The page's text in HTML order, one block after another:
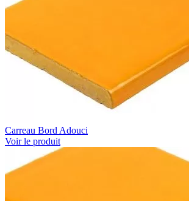
Carreau Bord Adouci
Voir le produit